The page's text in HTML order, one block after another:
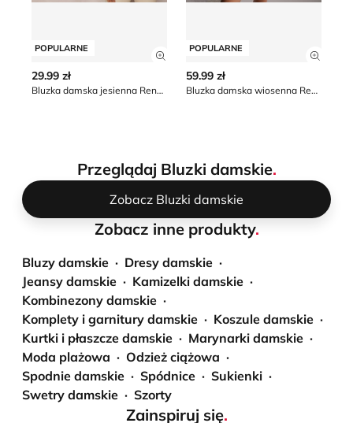
POPULARNE
Zobacz szczegóły produktu
29.99 zł
Bluzka damska jesienna Renee
POPULARNE
59.99 zł
Bluzka damska wiosenna Renee
Przeglądaj Bluzki damskie.
Zobacz Bluzki damskie
Zobacz inne produkty.
Bluzy damskie
Dresy damskie
Jeansy damskie
Kamizelki damskie
Kombinezony damskie
Komplety i garnitury damskie
Koszule damskie
Kurtki i płaszcze damskie
Marynarki damskie
Moda plażowa
Odzież ciążowa
Spodnie damskie
Spódnice
Sukienki
Swetry damskie
Szorty
Zainspiruj się.